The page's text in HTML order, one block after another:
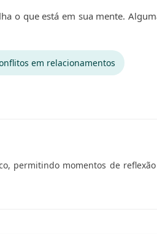
o que está em sua mente.
em relacionamentos
permitindo momentos de